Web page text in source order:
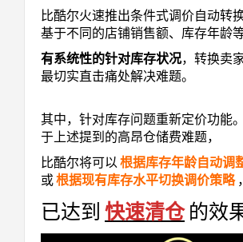
比酷尔火速推出条件式调价自动转
基于不同的店铺销售额、库存年龄等
有系统性的针对库存状况，转换卖
最切实直击痛处解决难题。
其中，针对库存问题重新定价功能
于上述提到的高昂仓储费难题，
比酷尔将可以根据库存年龄自动调
或根据现有库存水平切换调价策略 ，
已达到快速清仓的效